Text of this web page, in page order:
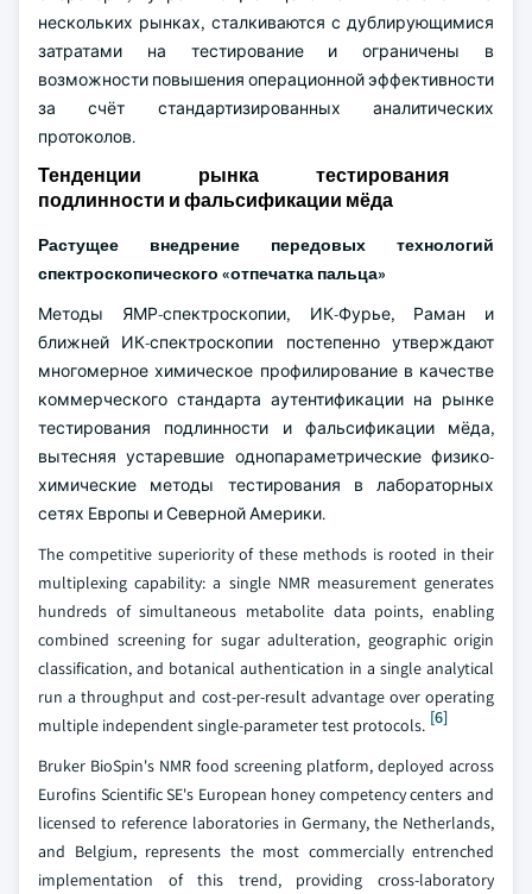
нескольких рынках, сталкиваются с дублирующимися
затратами на тестирование и ограничены в
возможности повышения операционной эффективности
за счёт стандартизированных аналитических
протоколов.
Тенденции рынка тестирования
подлинности и фальсификации мёда
Растущее внедрение передовых технологий
спектроскопического «отпечатка пальца»
Методы ЯМР-спектроскопии, ИК-Фурье, Раман и
ближней ИК-спектроскопии постепенно утверждают
многомерное химическое профилирование в качестве
коммерческого стандарта аутентификации на рынке
тестирования подлинности и фальсификации мёда,
вытесняя устаревшие однопараметрические физико-
химические методы тестирования в лабораторных
сетях Европы и Северной Америки.
The competitive superiority of these methods is rooted in their
multiplexing capability: a single NMR measurement generates
hundreds of simultaneous metabolite data points, enabling
combined screening for sugar adulteration, geographic origin
classification, and botanical authentication in a single analytical
run a throughput and cost-per-result advantage over operating
multiple independent single-parameter test protocols. [6]
Bruker BioSpin's NMR food screening platform, deployed across
Eurofins Scientific SE's European honey competency centers and
licensed to reference laboratories in Germany, the Netherlands,
and Belgium, represents the most commercially entrenched
implementation of this trend, providing cross-laboratory